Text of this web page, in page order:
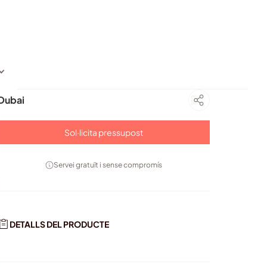
Sol·licita pressupost
Servei gratuït i sense compromís
DETALLS DEL PRODUCTE